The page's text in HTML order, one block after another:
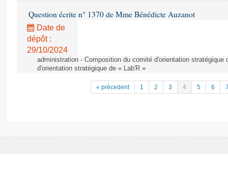
Question écrite n° 1370 de Mme Bénédicte Auzanot
Date de
dépôt :
29/10/2024
administration - Composition du comité d'orientation stratégique
d'orientation stratégique de « Lab'R »
« précedent 1 2 3 4 5 6